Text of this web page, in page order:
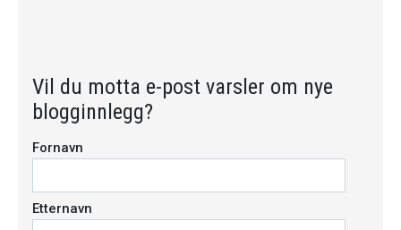
Kommentar
Vil du motta e-post varsler om nye
blogginnlegg?
Fornavn
Etternavn